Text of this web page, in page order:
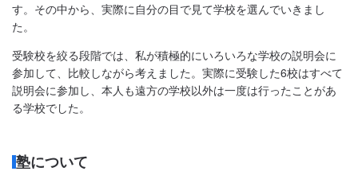
す。その中から、実際に自分の目で見て学校を選んでいきまし
た。
受験校を絞る段階では、私が積極的にいろいろな学校の説明会に
参加して、比較しながら考えました。実際に受験した6校はすべて
説明会に参加し、本人も遠方の学校以外は一度は行ったことがあ
る学校でした。
塾について